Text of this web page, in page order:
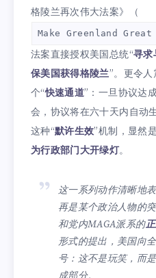
格陵兰再次伟大法案》（
Make Greenland
法案直接授权美国总统“寻求
保美国获得格陵兰”。更令
个“快速通道”：一旦协议达
会，协议将在六十天内自动
这种“默许生效”机制，显然
为行政部门大开绿灯。
这一系列动作清晰地
再是某个政治人物的
和党内MAGA派系的
形式的提出，美国向
号：这不是玩笑，而